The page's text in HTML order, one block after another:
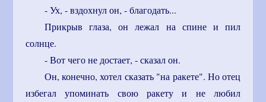
- Ух, - вздохнул он, - благодать...
Прикрыв глаза, он лежал на спине и пил
солнце.
- Вот чего не достает, - сказал он.
Он, конечно, хотел сказать "на ракете". Но отец
избегал упоминать свою ракету и не любил